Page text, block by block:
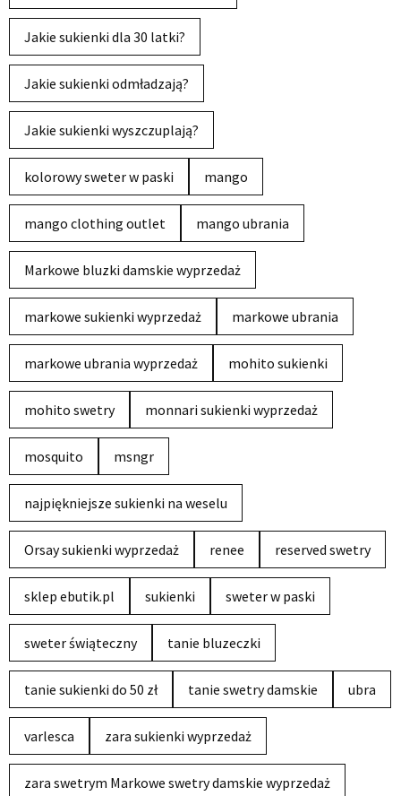
Jakie sukienki dla 30 latki?
Jakie sukienki odmładzają?
Jakie sukienki wyszczuplają?
kolorowy sweter w paski mango
mango clothing outlet mango ubrania
Markowe bluzki damskie wyprzedaż
markowe sukienki wyprzedaż markowe ubrania
markowe ubrania wyprzedaż mohito sukienki
mohito swetry monnari sukienki wyprzedaż
mosquito msngr
najpiękniejsze sukienki na weselu
Orsay sukienki wyprzedaż renee reserved swetry
sklep ebutik.pl sukienki sweter w paski
sweter świąteczny tanie bluzeczki
tanie sukienki do 50 zł tanie swetry damskie ubra
varlesca zara sukienki wyprzedaż
zara swetrym Markowe swetry damskie wyprzedaż